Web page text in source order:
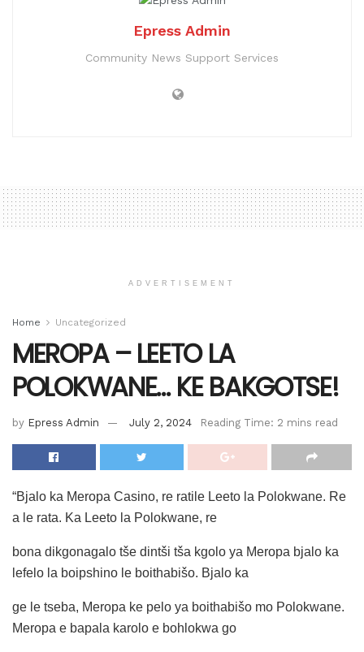
Epress Admin
Community News Support Services
ADVERTISEMENT
Home Uncategorized
MEROPA – LEETO LA
POLOKWANE… KE BAKGOTSE!
by Epress Admin July 2, 2024 Reading Time: 2 mins read
“Bjalo ka Meropa Casino, re ratile Leeto la Polokwane. Re
a le rata. Ka Leeto la Polokwane, re
bona dikgonagalo tše dintši tša kgolo ya Meropa bjalo ka
lefelo la boipshino le boithabišo. Bjalo ka
ge le tseba, Meropa ke pelo ya boithabišo mo Polokwane.
Meropa e bapala karolo e bohlokwa go